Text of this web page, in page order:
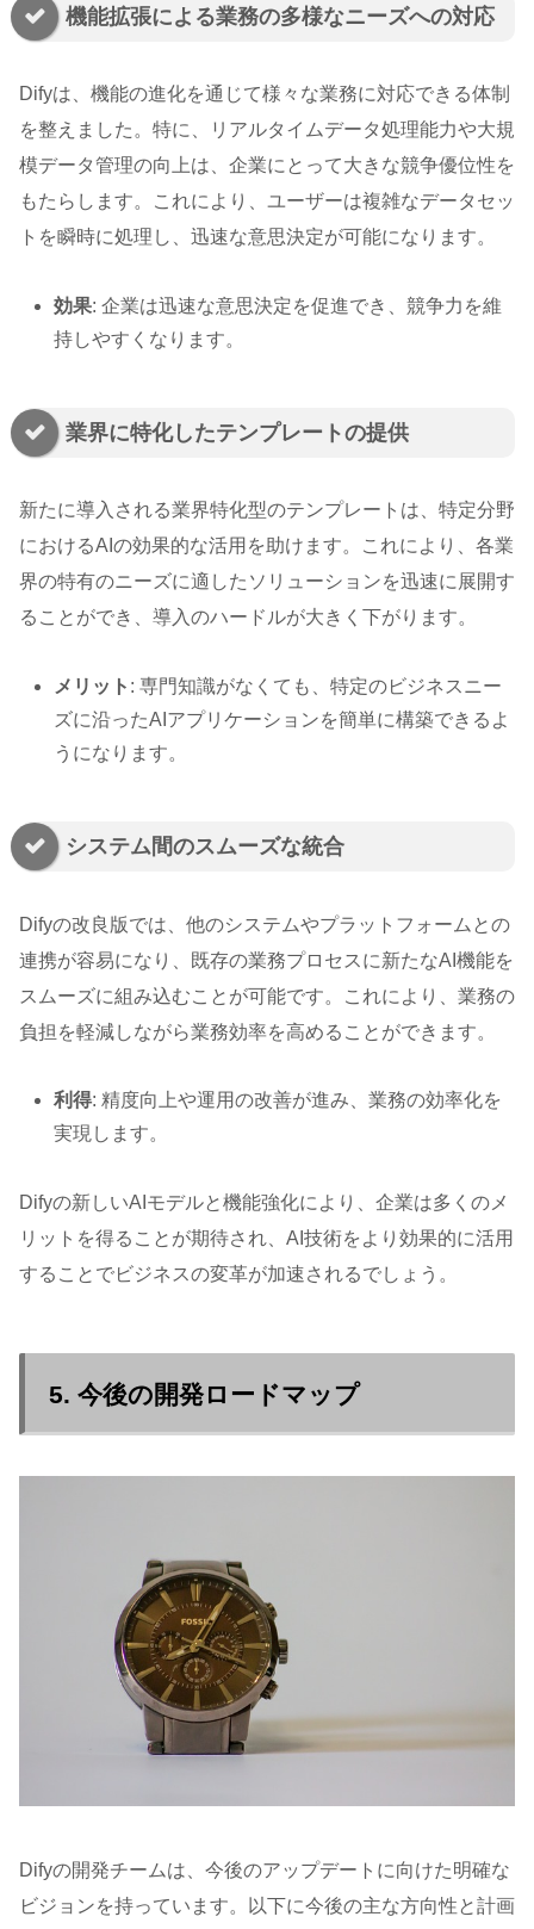
機能拡張による業務の多様なニーズへの対応
Difyは、機能の進化を通じて様々な業務に対応できる体制
を整えました。特に、リアルタイムデータ処理能力や大規
模データ管理の向上は、企業にとって大きな競争優位性を
もたらします。これにより、ユーザーは複雑なデータセッ
トを瞬時に処理し、迅速な意思決定が可能になります。
効果: 企業は迅速な意思決定を促進でき、競争力を維
持しやすくなります。
業界に特化したテンプレートの提供
新たに導入される業界特化型のテンプレートは、特定分野
におけるAIの効果的な活用を助けます。これにより、各業
界の特有のニーズに適したソリューションを迅速に展開す
ることができ、導入のハードルが大きく下がります。
メリット : 専門知識がなくても、特定のビジネスニー
ズに沿ったAIアプリケーションを簡単に構築できるよ
うになります。
システム間のスムーズな統合
Difyの改良版では、他のシステムやプラットフォームとの
連携が容易になり、既存の業務プロセスに新たなAI機能を
スムーズに組み込むことが可能です。これにより、業務の
負担を軽減しながら業務効率を高めることができます。
利得: 精度向上や運用の改善が進み、業務の効率化を
実現します。
Difyの新しいAIモデルと機能強化により、企業は多くのメ
リットを得ることが期待され、AI技術をより効果的に活用
することでビジネスの変革が加速されるでしょう。
5. 今後の開発ロードマップ
Difyの開発チームは、今後のアップデートに向けた明確な
ビジョンを持っています。以下に今後の主な方向性と計画